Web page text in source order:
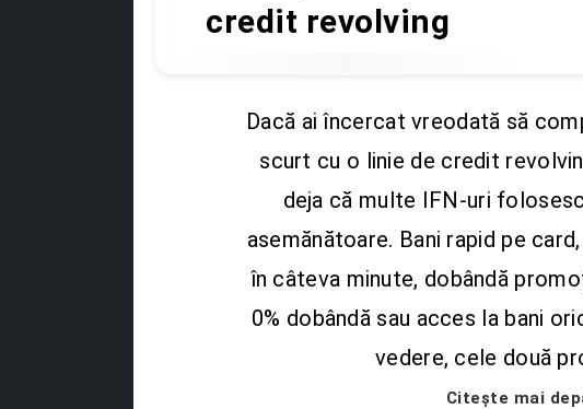
credit revolving
Dacă ai încercat vreodată să
scurt cu o linie de credit
deja că multe IFN-uri
asemănătoare. Bani rapid pe
în câteva minute, dobândă
0% dobândă sau acces la bani
vedere, cele două
Citește mai